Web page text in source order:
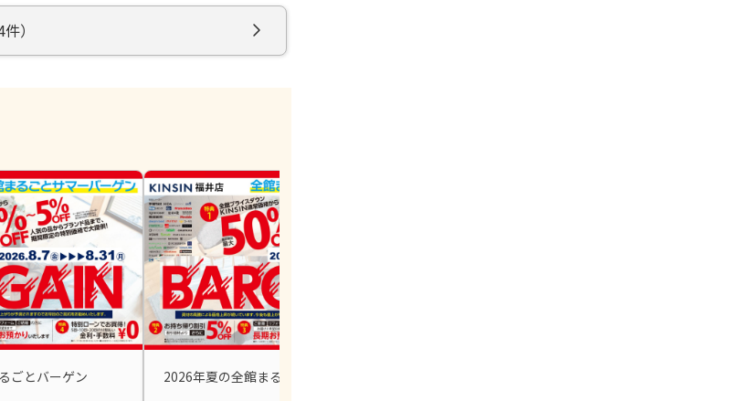
0 参考になった
）
ごとバーゲン
2026年夏の全館まるごとバーゲン